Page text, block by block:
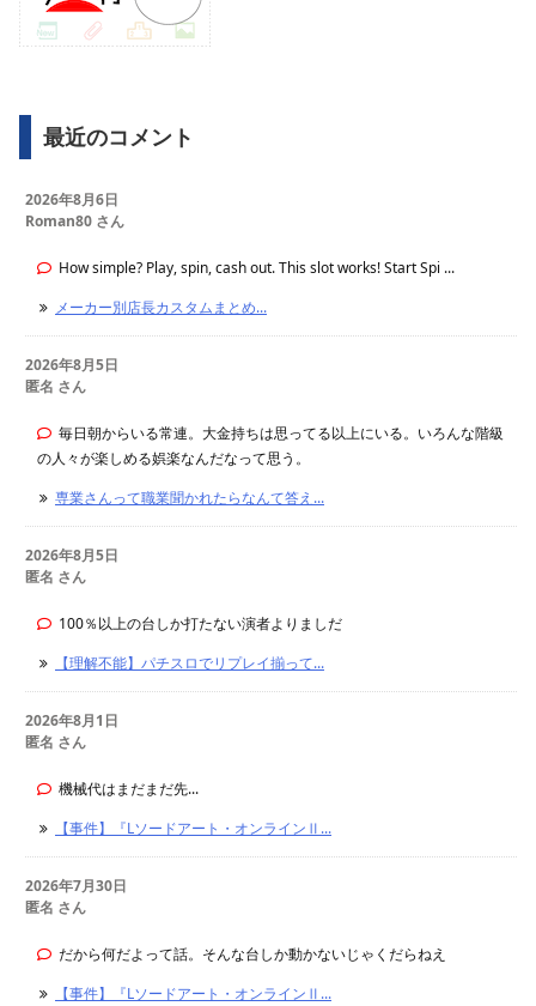
最近のコメント
2026年8月6日
Roman80 さん
How simple? Play, spin, cash out. This slot works! Start Spi ...
メーカー別店長カスタムまとめ...
2026年8月5日
匿名 さん
毎日朝からいる常連。大金持ちは思ってる以上にいる。いろんな階級
の人々が楽しめる娯楽なんだなって思う。
専業さんって職業聞かれたらなんて答え...
2026年8月5日
匿名 さん
100％以上の台しか打たない演者よりましだ
【理解不能】パチスロでリプレイ揃って...
2026年8月1日
匿名 さん
機械代はまだまだ先...
【事件】『Lソードアート・オンラインⅡ...
2026年7月30日
匿名 さん
だから何だよって話。そんな台しか動かないじゃくだらねえ
【事件】『Lソードアート・オンラインⅡ...